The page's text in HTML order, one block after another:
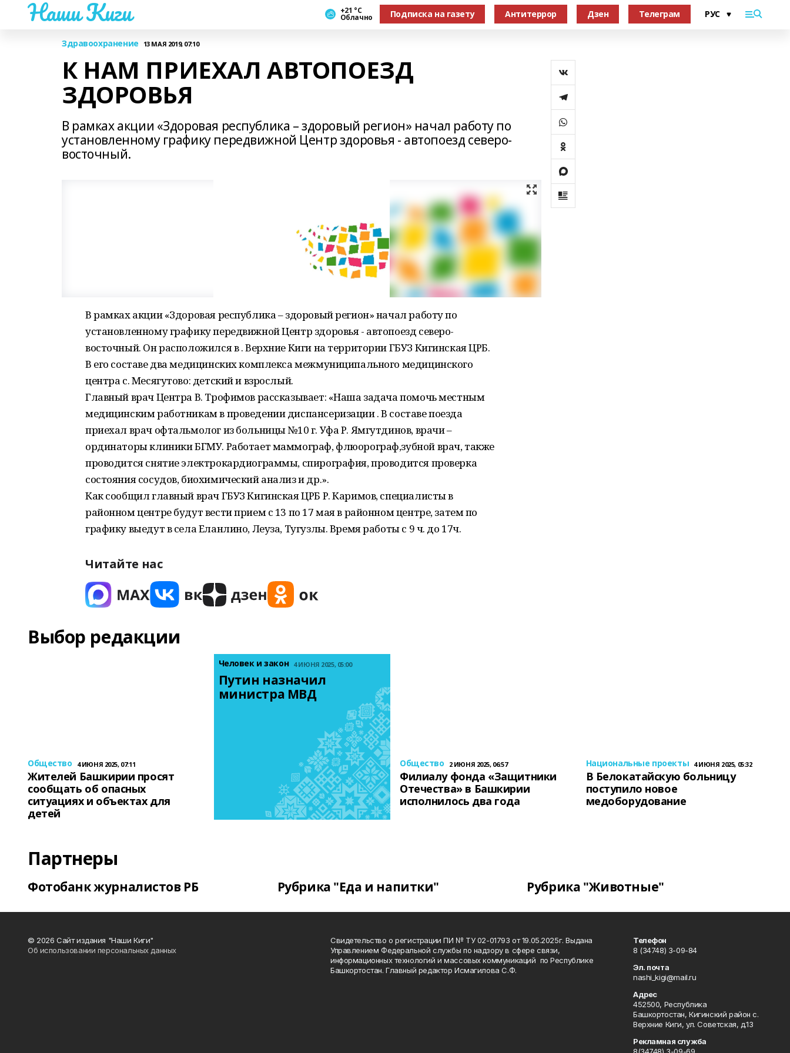
Наши Киги +21 °С
Облачно Подписка на газету Антитеррор Дзен Телеграм
Здравоохранение 13 МАЯ 2019, 07:10
К НАМ ПРИЕХАЛ АВТОПОЕЗД
ЗДОРОВЬЯ
В рамках акции «Здоровая республика – здоровый регион» начал работу по
установленному графику передвижной Центр здоровья - автопоезд северо-
восточный.
В рамках акции «Здоровая республика – здоровый регион» начал работу по
установленному графику передвижной Центр здоровья - автопоезд северо-
восточный. Он расположился в . Верхние Киги на территории ГБУЗ Кигинская ЦРБ.
В его составе два медицинских комплекса межмуниципального медицинского
центра с. Месягутово: детский и взрослый.
Главный врач Центра В. Трофимов рассказывает: «Наша задача помочь местным
медицинским работникам в проведении диспансеризации . В составе поезда
приехал врач офтальмолог из больницы №10 г. Уфа Р. Ямгутдинов, врачи –
ординаторы клиники БГМУ. Работает маммограф, флюорограф,зубной врач, также
проводится снятие электрокардиограммы, спирография, проводится проверка
состояния сосудов, биохимический анализ и др.».
Как сообщил главный врач ГБУЗ Кигинская ЦРБ Р. Каримов, специалисты в
районном центре будут вести прием с 13 по 17 мая в районном центре, затем по
графику выедут в села Еланлино, Леуза, Тугузлы. Время работы с 9 ч. до 17ч.
Читайте нас
Выбор редакции
Общество 4 ИЮНЯ 2025, 07:11
Жителей Башкирии просят
сообщать об опасных
ситуациях и объектах для
детей
Человек и закон 4 ИЮНЯ 2025, 05:00
Путин назначил
министра МВД
Общество 2 ИЮНЯ 2025, 06:57
Филиалу фонда «Защитники
Отечества» в Башкирии
исполнилось два года
Национальные проекты 4 ИЮНЯ 2025, 05:32
В Белокатайскую больницу
поступило новое
медоборудование
Партнеры
Фотобанк журналистов РБ Рубрика "Еда и напитки" Рубрика "Животные"
© 2026 Сайт издания "Наши Киги"
Об использовании персональных данных
Свидетельство о регистрации ПИ № ТУ 02-01793 от 19.05.2025г. Выдана
Управлением Федеральной службы по надзору в сфере связи,
информационных технологий и массовых коммуникаций по Республике
Башкортостан. Главный редактор Исмагилова С.Ф.
Телефон
8 (34748) 3-09-84
Эл. почта
nashi_kigi@mail.ru
Адрес
452500, Республика
Башкортостан, Кигинский район с.
Верхние Киги, ул. Советская, д.13
Рекламная служба